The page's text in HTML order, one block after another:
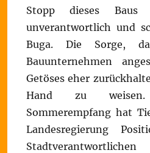
Stopp dieses
unverantwortlich und
Buga. Die Sorge,
Bauunternehmen
Getöses eher
Hand zu
Sommerempfang hat
Landesregierung